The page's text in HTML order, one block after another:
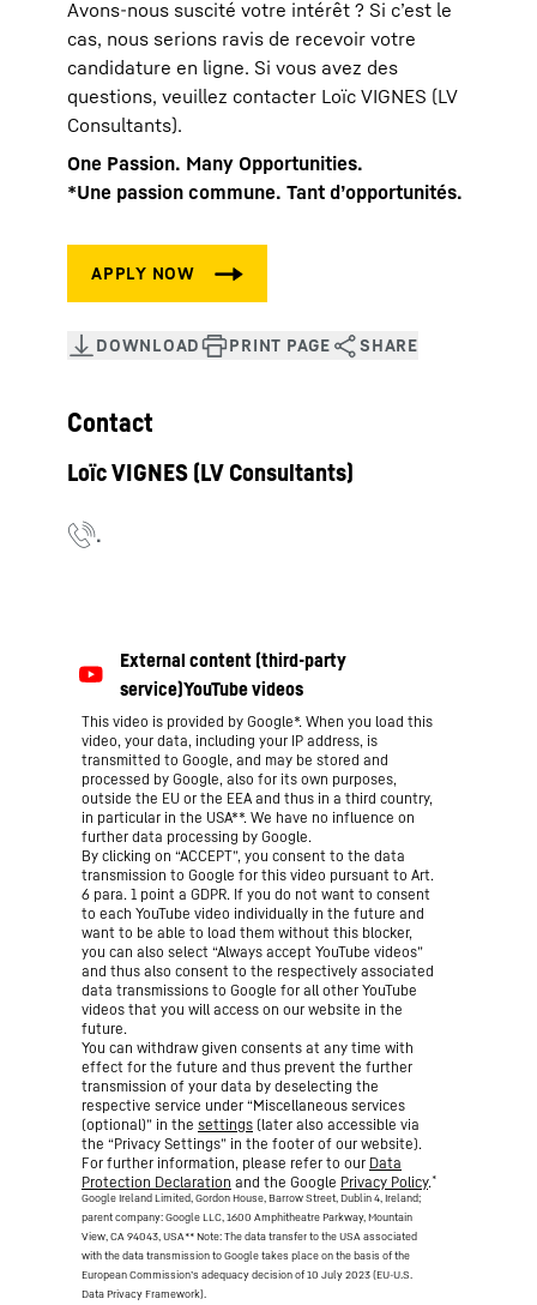
Avons-nous suscité votre intérêt ? Si c’est le
cas, nous serions ravis de recevoir votre
candidature en ligne. Si vous avez des
questions, veuillez contacter Loïc VIGNES (LV
Consultants).
One Passion. Many Opportunities.
*Une passion commune. Tant d’opportunités.
This video is provided by Google*. When you load this
video, your data, including your IP address, is
transmitted to Google, and may be stored and
processed by Google, also for its own purposes,
outside the EU or the EEA and thus in a third country,
in particular in the USA**. We have no influence on
further data processing by Google.
By clicking on “ACCEPT”, you consent to the data
transmission to Google for this video pursuant to Art.
6 para. 1 point a GDPR. If you do not want to consent
to each YouTube video individually in the future and
want to be able to load them without this blocker,
you can also select “Always accept YouTube videos”
and thus also consent to the respectively associated
data transmissions to Google for all other YouTube
videos that you will access on our website in the
future.
You can withdraw given consents at any time with
effect for the future and thus prevent the further
transmission of your data by deselecting the
respective service under “Miscellaneous services
(optional)” in the settings (later also accessible via
the “Privacy Settings” in the footer of our website).
For further information, please refer to our Data
Protection Declaration and the Google Privacy Policy.*
Google Ireland Limited, Gordon House, Barrow Street, Dublin 4, Ireland;
parent company: Google LLC, 1600 Amphitheatre Parkway, Mountain
View, CA 94043, USA** Note: The data transfer to the USA associated
with the data transmission to Google takes place on the basis of the
European Commission’s adequacy decision of 10 July 2023 (EU-U.S.
Data Privacy Framework).
Contact